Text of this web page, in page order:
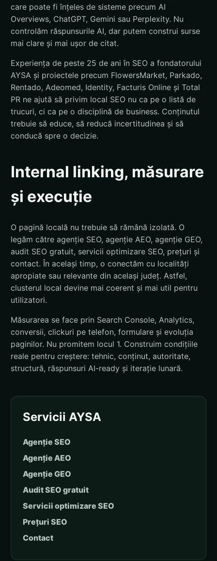
care poate fi înțeles de sisteme precum AI
Overviews, ChatGPT, Gemini sau Perplexity. Nu
controlăm răspunsurile AI, dar putem construi surse
mai clare și mai ușor de citat.
Experiența de peste 25 de ani în SEO a fondatorului
AYSA și proiectele precum FlowersMarket, Parkado,
Rentado, Adeomed, Identity, Facturis Online și Total
PR ne ajută să privim local SEO nu ca pe o listă de
trucuri, ci ca pe o disciplină de business. Conținutul
trebuie să educe, să reducă incertitudinea și să
conducă spre o decizie.
Internal linking, măsurare
și execuție
O pagină locală nu trebuie să rămână izolată. O
legăm către agenție SEO, agenție AEO, agenție GEO,
audit SEO gratuit, servicii optimizare SEO, prețuri și
contact. În același timp, o conectăm cu localități
apropiate sau relevante din același județ. Astfel,
clusterul local devine mai coerent și mai util pentru
utilizatori.
Măsurarea se face prin Search Console, Analytics,
conversii, clickuri pe telefon, formulare și evoluția
paginilor. Nu promitem locul 1. Construim condițiile
reale pentru creștere: tehnic, conținut, autoritate,
structură, răspunsuri AI-ready și iterație lunară.
Servicii AYSA
Agenție SEO
Agenție AEO
Agenție GEO
Audit SEO gratuit
Servicii optimizare SEO
Prețuri SEO
Contact